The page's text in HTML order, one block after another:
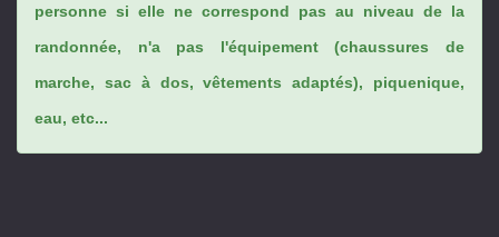
personne si elle ne correspond pas au niveau de la
randonnée, n'a pas l'équipement (chaussures de
marche, sac à dos, vêtements adaptés), piquenique,
eau, etc...